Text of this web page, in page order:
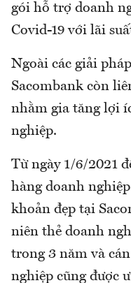
gói hỗ trợ doanh
Covid-19 với lãi
Ngoài các giải
Sacombank còn
nhằm gia tăng lợi
nghiệp.
Từ ngày 1/6/2021
hàng doanh
khoản đẹp tại
niên thẻ doanh
trong 3 năm và
nghiệp cũng được